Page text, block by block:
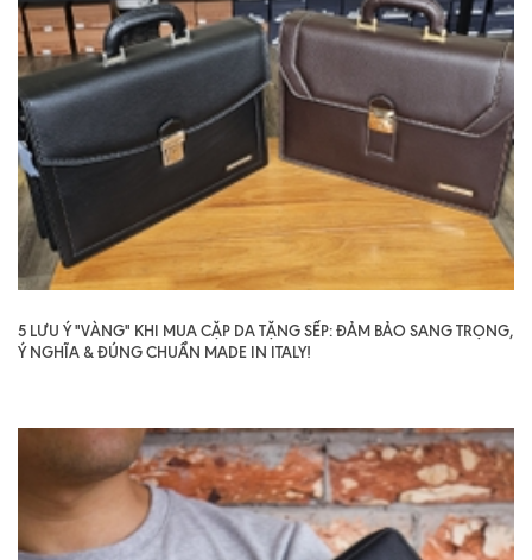
5 LƯU Ý "VÀNG" KHI MUA CẶP DA TẶNG SẾP: ĐẢM BẢO SANG TRỌNG,
Ý NGHĨA & ĐÚNG CHUẨN MADE IN ITALY!